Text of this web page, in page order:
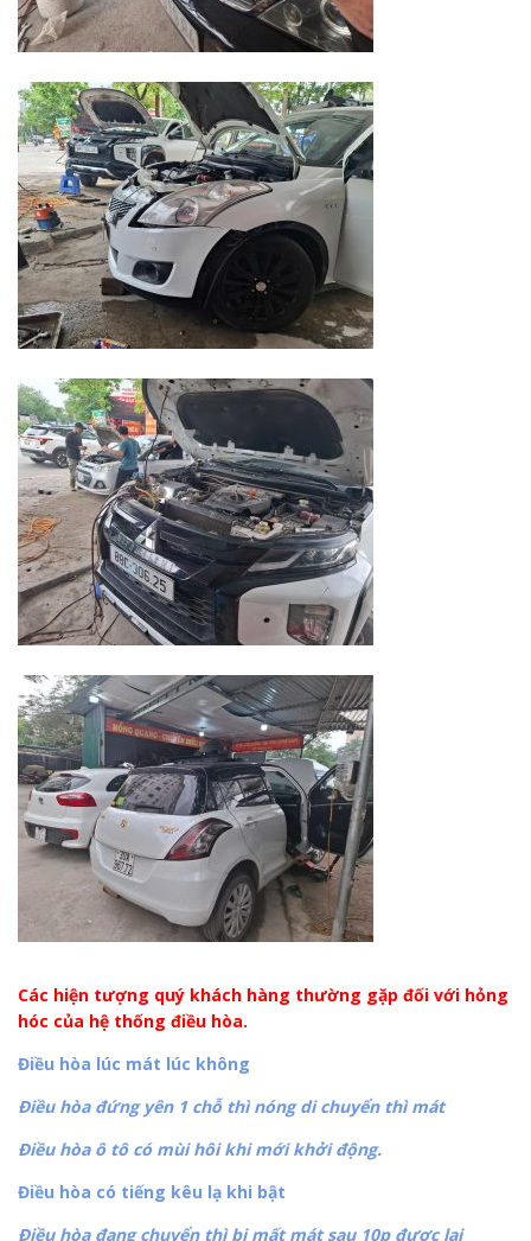
Các hiện tượng quý khách hàng thường gặp đối với hỏng
hóc của hệ thống điều hòa.
Điều hòa lúc mát lúc không
Điều hòa đứng yên 1 chỗ thì nóng di chuyển thì mát
Điều hòa ô tô có mùi hôi khi mới khởi động.
Điều hòa có tiếng kêu lạ khi bật
Điều hòa đang chuyển thì bị mất mát sau 10p được lại